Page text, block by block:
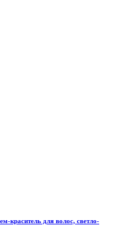
краситель для волос, светло-